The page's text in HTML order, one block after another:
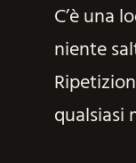
C’è una
niente
qualsiasi